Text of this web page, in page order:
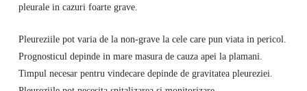
pleurale in cazuri foarte grave.
Pleureziile pot varia de la non-grave la cele care pun viata in pericol.
Prognosticul depinde in mare masura de cauza apei la plamani.
Timpul necesar pentru vindecare depinde de gravitatea pleureziei.